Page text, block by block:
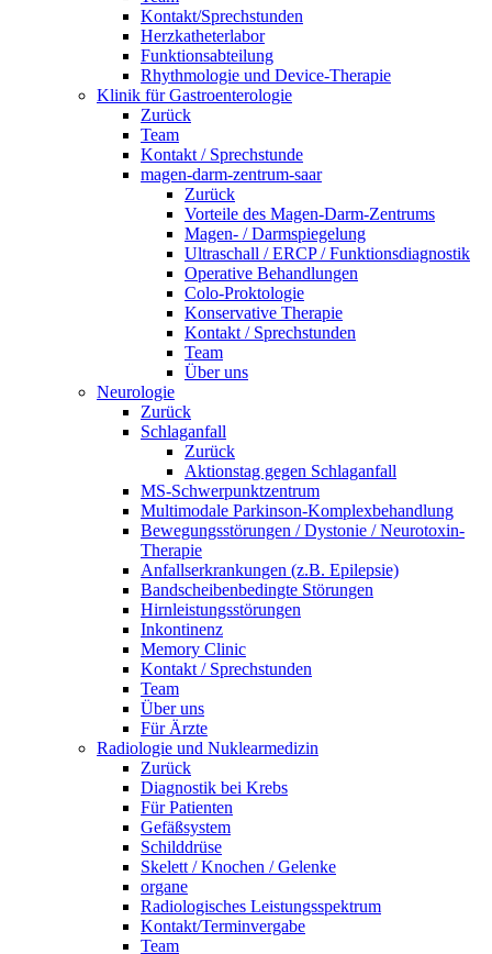
Kontakt/Sprechstunden
Herzkatheterlabor
Funktionsabteilung
Rhythmologie und Device-Therapie
Klinik für Gastroenterologie
Zurück
Team
Kontakt / Sprechstunde
magen-darm-zentrum-saar
Zurück
Vorteile des Magen-Darm-Zentrums
Magen- / Darmspiegelung
Ultraschall / ERCP / Funktionsdiagnostik
Operative Behandlungen
Colo-Proktologie
Konservative Therapie
Kontakt / Sprechstunden
Team
Über uns
Neurologie
Zurück
Schlaganfall
Zurück
Aktionstag gegen Schlaganfall
MS-Schwerpunktzentrum
Multimodale Parkinson-Komplexbehandlung
Bewegungsstörungen / Dystonie / Neurotoxin-
Therapie
Anfallserkrankungen (z.B. Epilepsie)
Bandscheibenbedingte Störungen
Hirnleistungsstörungen
Inkontinenz
Memory Clinic
Kontakt / Sprechstunden
Team
Über uns
Für Ärzte
Radiologie und Nuklearmedizin
Zurück
Diagnostik bei Krebs
Für Patienten
Gefäßsystem
Schilddrüse
Skelett / Knochen / Gelenke
organe
Radiologisches Leistungsspektrum
Kontakt/Terminvergabe
Team